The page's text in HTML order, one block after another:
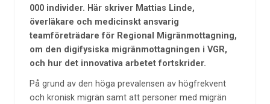
000 individer. Här skriver Mattias Linde,
överläkare och medicinskt ansvarig
teamföreträdare för Regional Migränmottagning,
om den digifysiska migränmottagningen i VGR,
och hur det innovativa arbetet fortskrider.
På grund av den höga prevalensen av högfrekvent
och kronisk migrän samt att personer med migrän